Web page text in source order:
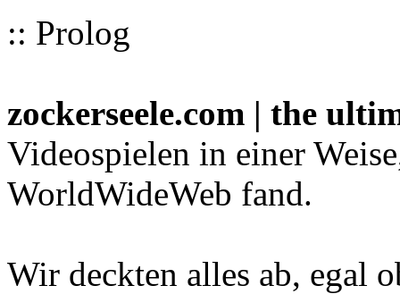
:: Prolog
zockerseele.com | the
Videospielen in einer
WorldWideWeb fand.
Wir deckten alles ab, egal